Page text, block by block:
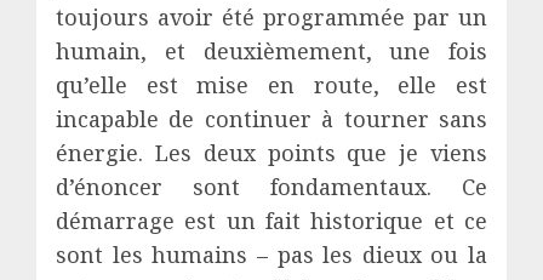
toujours avoir été programmée par un
humain, et deuxièmement, une fois
qu’elle est mise en route, elle est
incapable de continuer à tourner sans
énergie. Les deux points que je viens
d’énoncer sont fondamentaux. Ce
démarrage est un fait historique et ce
sont les humains – pas les dieux ou la